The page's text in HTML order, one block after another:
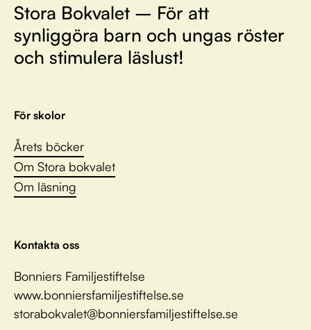
Stora Bokvalet – För att
synliggöra barn och ungas röster
och stimulera läslust!
För skolor
Årets böcker
Om Stora bokvalet
Om läsning
Kontakta oss
Bonniers Familjestiftelse
www.bonniersfamiljestiftelse.se
storabokvalet@bonniersfamiljestiftelse.se